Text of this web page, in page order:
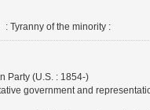
:Tyranny of the minority :
Party (U.S. : 1854-)
government and